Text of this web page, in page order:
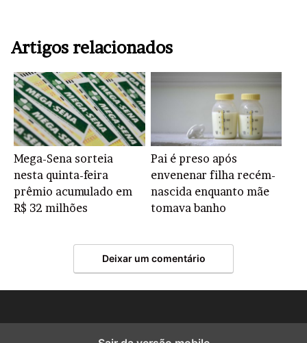
Artigos relacionados
Mega-Sena sorteia
nesta quinta-feira
prêmio acumulado em
R$ 32 milhões
Pai é preso após
envenenar filha recém-
nascida enquanto mãe
tomava banho
Deixar um comentário